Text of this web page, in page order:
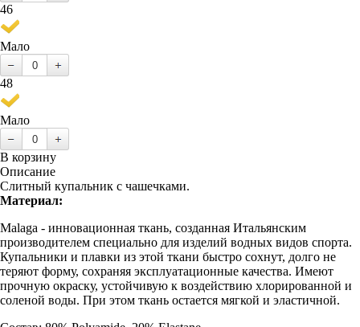
46
Мало
48
Мало
В корзину
Описание
Слитный купальник с чашечками.
Материал:
Malaga - инновационная ткань, созданная Итальянским
производителем специально для изделий водных видов спорта.
Купальники и плавки из этой ткани быстро сохнут, долго не
теряют форму, сохраняя эксплуатационные качества. Имеют
прочную окраску, устойчивую к воздействию хлорированной и
соленой воды. При этом ткань остается мягкой и эластичной.